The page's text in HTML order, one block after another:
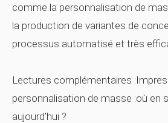
comme la personnalisation de
la production de variantes de
processus automatisé et très
Lectures complémentaires
personnalisation de masse :où en
aujourd'hui ?